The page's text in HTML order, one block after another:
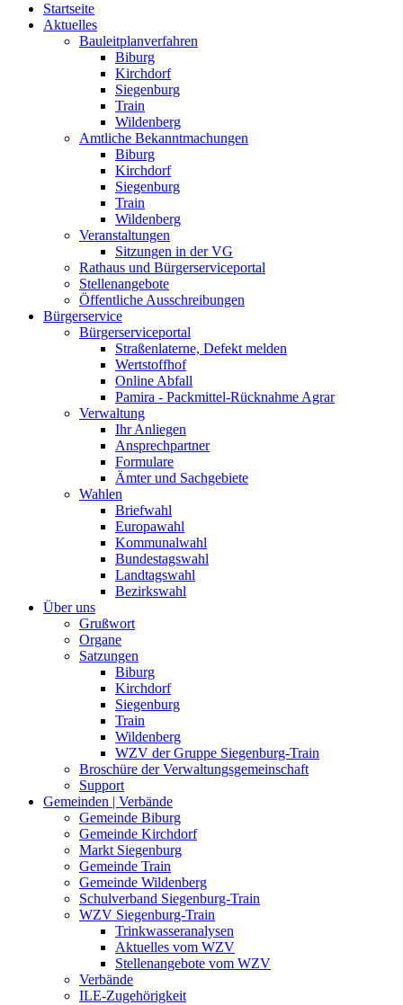
Startseite
Aktuelles
Bauleitplanverfahren
Biburg
Kirchdorf
Siegenburg
Train
Wildenberg
Amtliche Bekanntmachungen
Biburg
Kirchdorf
Siegenburg
Train
Wildenberg
Veranstaltungen
Sitzungen in der VG
Rathaus und Bürgerserviceportal
Stellenangebote
Öffentliche Ausschreibungen
Bürgerservice
Bürgerserviceportal
Straßenlaterne, Defekt melden
Wertstoffhof
Online Abfall
Pamira - Packmittel-Rücknahme Agrar
Verwaltung
Ihr Anliegen
Ansprechpartner
Formulare
Ämter und Sachgebiete
Wahlen
Briefwahl
Europawahl
Kommunalwahl
Bundestagswahl
Landtagswahl
Bezirkswahl
Über uns
Grußwort
Organe
Satzungen
Biburg
Kirchdorf
Siegenburg
Train
Wildenberg
WZV der Gruppe Siegenburg-Train
Broschüre der Verwaltungsgemeinschaft
Support
Gemeinden | Verbände
Gemeinde Biburg
Gemeinde Kirchdorf
Markt Siegenburg
Gemeinde Train
Gemeinde Wildenberg
Schulverband Siegenburg-Train
WZV Siegenburg-Train
Trinkwasseranalysen
Aktuelles vom WZV
Stellenangebote vom WZV
Verbände
ILE-Zugehörigkeit